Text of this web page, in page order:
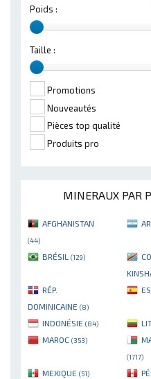
Poids :
Taille :
Promotions
Nouveautés
Pièces top qualité
Produits pro
MINERAUX PAR
AFGHANISTAN
(44)
BRÉSIL (129)
RÉP.
DOMINICAINE (8)
INDONÉSIE (84)
MAROC (353)
(1717)
MEXIQUE (51)